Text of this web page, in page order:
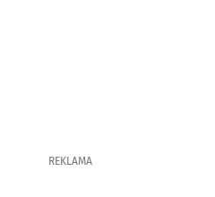
REKLAMA